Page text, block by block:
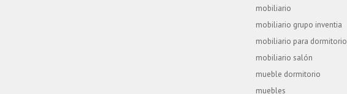
mobiliario
mobiliario grupo inventia
mobiliario para dormitorio
mobiliario salón
mueble dormitorio
muebles